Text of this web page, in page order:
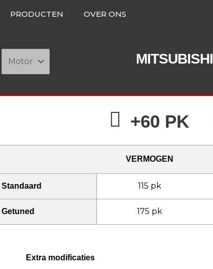
PRODUCTEN OVER ONS
MITSUBISHI
+60 PK
VERMOGEN
Standaard 115 pk
Getuned 175 pk
Extra modificaties